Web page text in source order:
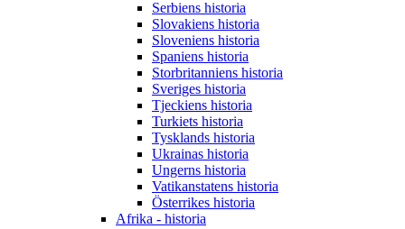
Serbiens historia
Slovakiens historia
Sloveniens historia
Spaniens historia
Storbritanniens historia
Sveriges historia
Tjeckiens historia
Turkiets historia
Tysklands historia
Ukrainas historia
Ungerns historia
Vatikanstatens historia
Österrikes historia
Afrika - historia